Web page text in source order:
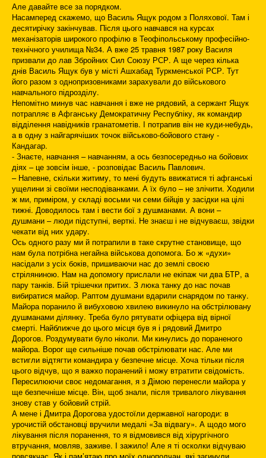
Але давайте все за порядком.
Насамперед скажемо, що Василь Ящук родом з Поляхової. Там і
десятирічку закінчував. Після цього навчався на курсах
механізаторів широкого профілю в Теофіпольському професійно-
технічного училища №34. А вже 25 травня 1987 року Василя
призвали до лав Збройних Сил Союзу РСР. А ще через кілька
днів Василь Ящук був у місті Ашхабад Туркменської РСР. Тут
його разом з однопризовниками зарахували до військового
навчального підрозділу.
Непомітно минув час навчання і вже не рядовий, а сержант Ящук
потрапляє в Афганську Демократичну Республіку, як командир
відділення навідників гранатометів. І потрапив він не куди-небудь,
а в одну з найгарячіших точок військово-бойового стану -
Кандагар.
- Знаєте, навчання – навчанням, а ось безпосередньо на бойових
діях – це зовсім інше, - розповідає Василь Павлович.
– Напевне, скільки житиму, то мені будуть ввижатися ті афганські
ущелини зі своїми несподіванками. А їх було – не злічити. Ходили
ж ми, приміром, у складі восьми чи семи бійців у засідки на цілі
тижні. Доводилось там і вести бої з душманами. А вони –
душмани – люди підступні, верткі. Не знаєш і не відчуваєш, звідки
чекати від них удару.
Ось одного разу ми й потрапили в таке скрутне становище, що
нам була потрібна негайна військова допомога. Бо ж «духи»
насідали з усіх боків, пришиваючи нас до землі своєю
стріляниною. Нам на допомогу прислали не екіпаж чи два БТР, а
пару танків. Бій трішечки притих. З люка танку до нас почав
вибиратися майор. Раптом душмани вдарили снарядом по танку.
Майора поранило й вибуховою хвилею викинуло на обстрілювану
душманами ділянку. Треба було рятувати офіцера від вірної
смерті. Найближче до цього місця був я і рядовий Дмитро
Дорогов. Роздумувати було ніколи. Ми кинулись до пораненого
майора. Ворог ще сильніше почав обстрілювати нас. Але ми
встигли відтягти командира у безпечне місце. Хоча тільки після
цього відчув, що я важко поранений і можу втратити свідомість.
Пересилюючи своє недомагання, я з Дімою перенесли майора у
ще безпечніше місце. Він, щоб знали, після тривалого лікування
знову став у бойовий стрій.
А мене і Дмитра Дорогова удостоїли державної нагороди: в
урочистій обстановці вручили медалі «За відвагу». А щодо мого
лікування після поранення, то я відмовився від хірургічного
втручання, мовляв, заживе. І зажило! Але я ті осколки відчуваю